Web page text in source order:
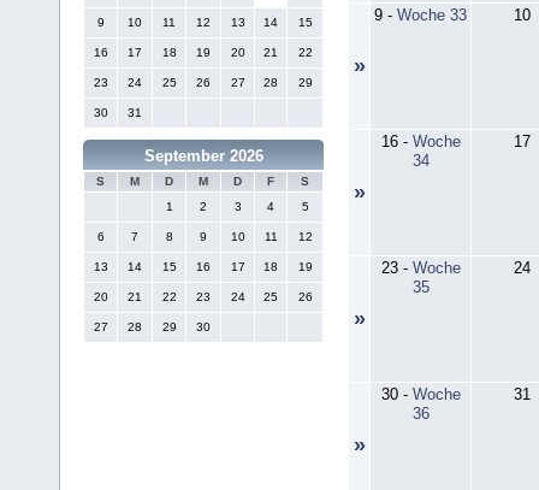
9 10 11 12 13 14 15
16 17 18 19 20 21 22
23 24 25 26 27 28 29
30 31
September 2026
S M D M D F
S
1
2 3 4 5
6 7 8 9 10 11 12
13 14 15 16 17 18 19
20 21 22 23 24 25 26
27 28 29 30
»
9 - Woche 33 10
»
16- Woche
34
17
»
23- Woche
35
24
»
30- Woche
36
31